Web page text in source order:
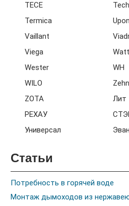
TECE
Termica
Vaillant
Viega
Wester
WH
WILO
ZOTA
Лит
РЕХАУ
Универсал
Эван
Статьи
Потребность в горячей воде
Монтаж дымоходов из